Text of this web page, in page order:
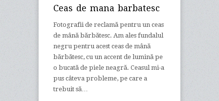
Ceas de mana barbatesc
Fotografii de reclamă pentru un ceas
de mână bărbătesc. Am ales fundalul
negru pentru acest ceas de mână
bărbătesc, cu un accent de lumină pe
o bucată de piele neagră. Ceasul mi-a
pus câteva probleme, pe care a
trebuit să…